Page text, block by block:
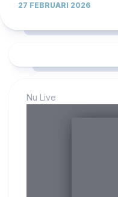
27 FEBRUARI 2026
Nu Live